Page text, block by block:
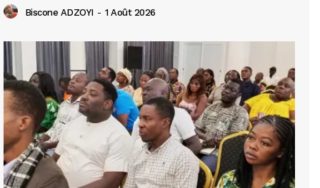
Biscone ADZOYI - 1 Août 2026